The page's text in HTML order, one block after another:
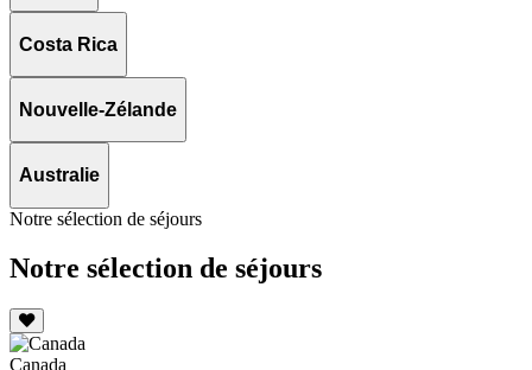
Costa Rica
Nouvelle-Zélande
Australie
Notre sélection de séjours
Notre sélection de séjours
Canada